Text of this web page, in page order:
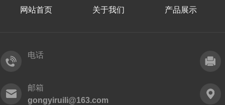
网站首页 关于我们 产品展示
电话
邮箱
gongyiruili@163.com